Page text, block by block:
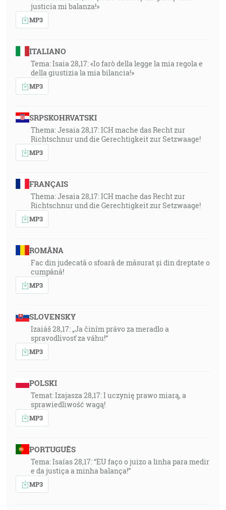
justicia mi balanza!»
MP3
ITALIANO
Tema: Isaia 28,17: «Io farò della legge la mia regola e
della giustizia la mia bilancia!»
MP3
SRPSKOHRVATSKI
Thema: Jesaia 28,17: ICH mache das Recht zur
Richtschnur und die Gerechtigkeit zur Setzwaage!
MP3
FRANÇAIS
Thema: Jesaia 28,17: ICH mache das Recht zur
Richtschnur und die Gerechtigkeit zur Setzwaage!
MP3
ROMÂNA
Fac din judecată o sfoară de măsurat și din dreptate o
cumpănă!
MP3
SLOVENSKY
Izaiáš 28,17: „Ja činím právo za meradlo a
spravodlivosť za váhu!“
MP3
POLSKI
Temat: Izajasza 28,17: I uczynię prawo miarą, a
sprawiedliwość wagą!
MP3
PORTUGUÊS
Tema: Isaías 28,17: “EU faço o juizo a linha para medir
e da justiça a minha balança!”
MP3